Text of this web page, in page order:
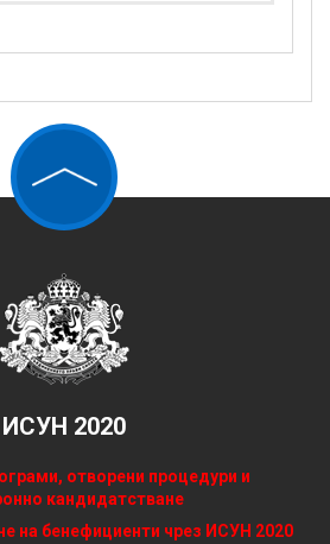
ИСУН 2020
отворени процедури и
кандидатстване
на бенефициенти чрез ИСУН 2020